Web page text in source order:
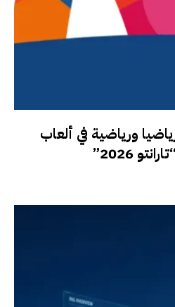
يشارك بـ 120 رياضيا ورياضية في ألعاب
2026”